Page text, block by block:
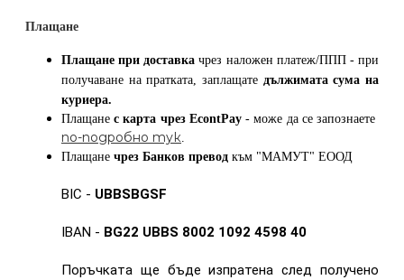
Плащане
Плащане при доставка чрез наложен платеж/ППП - при
получаване на пратката, заплащате дължимата сума на
куриера.
Плащанес карта чрез EcontPay- може да се запознаете
по-подробно тук
Плащане чрез Банков превод към "МАМУТ" ЕООД
BIC - UBBSBGSF
IBAN - BG22 UBBS 8002 1092 4598 40
Поръчката ще бъде изпратена след получено